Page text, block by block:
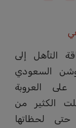
التأهل إلى
السعودي
على العروبة
حملت الكثير من
حتى لحظاتها